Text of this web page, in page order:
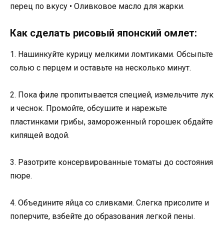
перец по вкусу • Оливковое масло для жарки.
Как сделать рисовый японский омлет:
1. Нашинкуйте курицу мелкими ломтиками. Обсыпьте
солью с перцем и оставьте на несколько минут.
2. Пока филе пропитывается специей, измельчите лук
и чеснок. Промойте, обсушите и нарежьте
пластинками грибы, замороженный горошек обдайте
кипящей водой.
3. Разотрите консервированные томаты до состояния
пюре.
4. Объедините яйца со сливками. Слегка присолите и
поперчите, взбейте до образования легкой пены.